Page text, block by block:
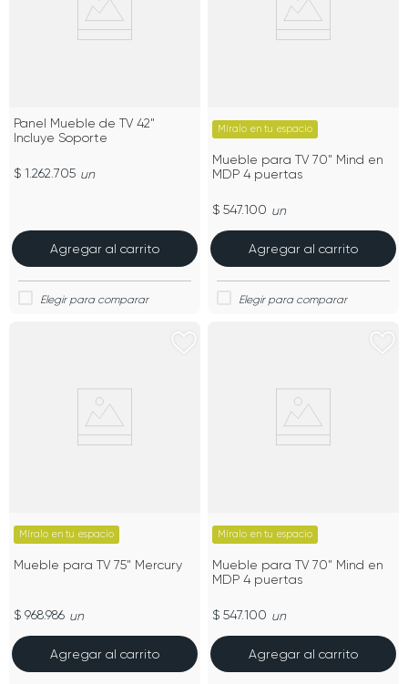
Panel Mueble de TV 42"
Incluye Soporte
$ 1.262.705 un
Agregar al carrito
Míralo en tu espacio
Mueble para TV 70" Mind en
MDP 4 puertas
$ 547.100 un
Agregar al carrito
Míralo en tu espacio
Mueble para TV 75" Mercury
$ 968.986 un
Agregar al carrito
Míralo en tu espacio
Mueble para TV 70" Mind en
MDP 4 puertas
$ 547.100 un
Agregar al carrito